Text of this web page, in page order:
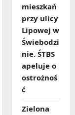
mieszkań
przy ulicy
Lipowej w
Świebodzi
nie. ŚTBS
apeluje o
ostrożnoś
ć
Zielona